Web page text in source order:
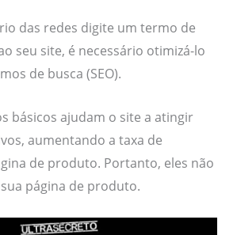
das redes digite um termo de
seu site, é necessário otimizá-lo
de busca (SEO).
básicos ajudam o site a atingir
aumentando a taxa de
de produto. Portanto, eles não
página de produto.